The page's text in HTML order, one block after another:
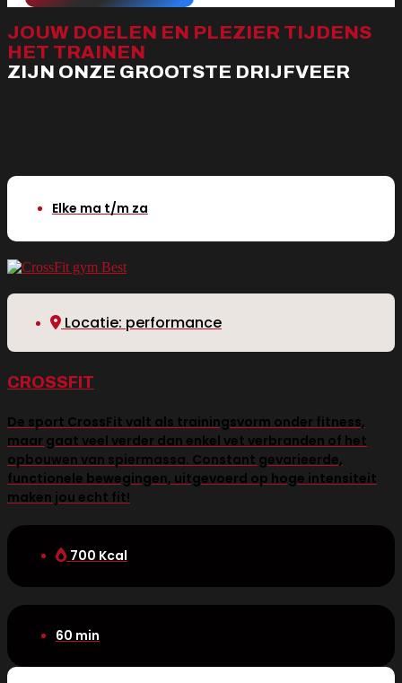
JOUW DOELEN EN PLEZIER TIJDENS
HET TRAINEN
ZIJN ONZE GROOTSTE DRIJFVEER
Elke ma t/m za
Locatie: performance
CROSSFIT
De sport CrossFit valt als trainingsvorm onder fitness,
maar gaat veel verder dan enkel vet verbranden of het
opbouwen van spiermassa. Constant gevarieerde,
functionele bewegingen, uitgevoerd op hoge intensiteit
maken jou echt fit!
700 Kcal
60 min